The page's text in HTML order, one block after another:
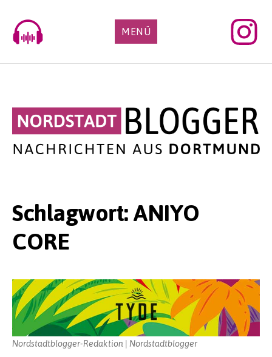
content
MENÜ
Schlagwort:ANIYO
CORE
Nordstadtblogger-Redaktion | Nordstadtblogger